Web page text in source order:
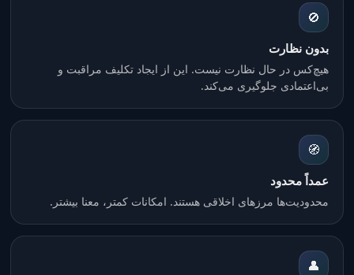
🚫
بدون نظارت
هیچ‌کس در حال نظارت نیست. این از ایجاد تکلیف مراقبت و
بی‌اعتمادی جلوگیری می‌کند.
🧭
عمداً محدود
محدودیت‌ها مرزهای اخلاقی هستند. امکانات کمتر، معنا بیشتر.
👤